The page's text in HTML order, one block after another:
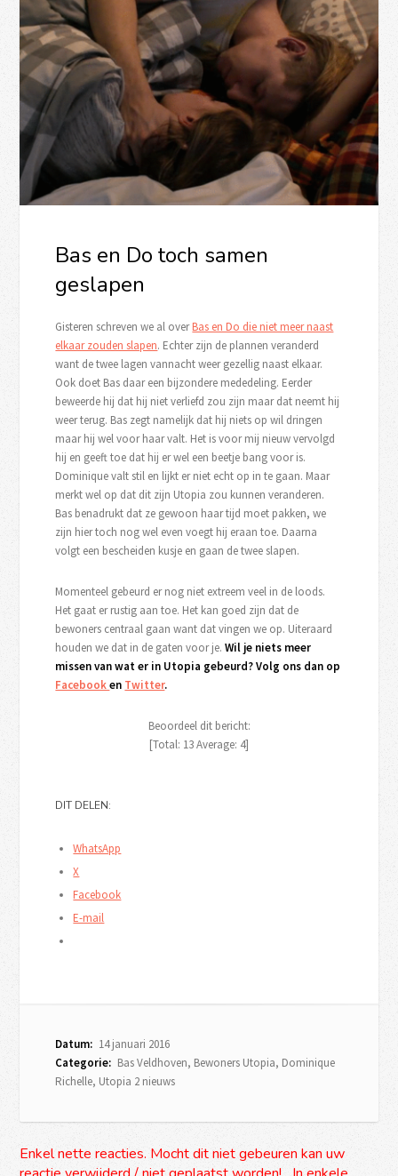
Bas en Do toch samen
geslapen
Gisteren schreven we al overBas en Do die niet meer naast
elkaar zouden slapen. Echter zijn de plannen veranderd
want de twee lagen vannacht weer gezellig naast elkaar.
Ook doet Bas daar een bijzondere mededeling. Eerder
beweerde hij dat hij niet verliefd zou zijn maar dat neemt hij
weer terug. Bas zegt namelijk dat hij niets op wil dringen
maar hij wel voor haar valt. Het is voor mij nieuw vervolgd
hij en geeft toe dat hij er wel een beetje bang voor is.
Dominique valt stil en lijkt er niet echt op in te gaan. Maar
merkt wel op dat dit zijn Utopia zou kunnen veranderen.
Bas benadrukt dat ze gewoon haar tijd moet pakken, we
zijn hier toch nog wel even voegt hij eraan toe. Daarna
volgt een bescheiden kusje en gaan de twee slapen.
Momenteel gebeurd er nog niet extreem veel in de loods.
Het gaat er rustig aan toe. Het kan goed zijn dat de
bewoners centraal gaan want dat vingen we op. Uiteraard
houden we dat in de gaten voor je.Wil je niets meer
missen van wat er in Utopia gebeurd? Volg ons dan op
Facebooken Twitter.
Beoordeel dit bericht:
[Total: 13Average: 4]
DIT DELEN:
WhatsApp
X
Facebook
E-mail
Datum: 14 januari 2016
Categorie: Bas Veldhoven, Bewoners Utopia, Dominique
Richelle, Utopia 2 nieuws
Enkel nette reacties. Mocht dit niet gebeuren kan uw